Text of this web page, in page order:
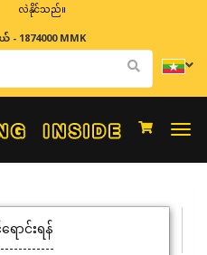
ာင်းလဲနိုင်သည်။
- 1874000 MMK
ာင်းရန်